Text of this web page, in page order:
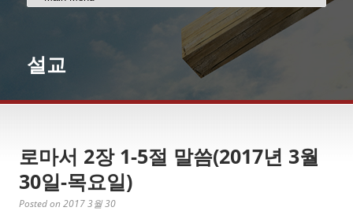
설교
로마서 2장 1-5절 말씀(2017년 3월
30일-목요일)
Posted on 2017 3월 30